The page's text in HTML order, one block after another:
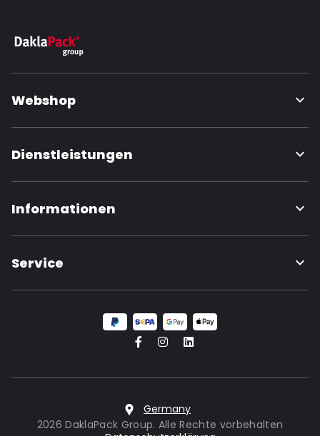
Webshop
Dienstleistungen
Informationen
Service
Germany
2026 DaklaPack Group. Alle Rechte vorbehalten